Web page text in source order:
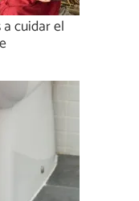
cuidar el